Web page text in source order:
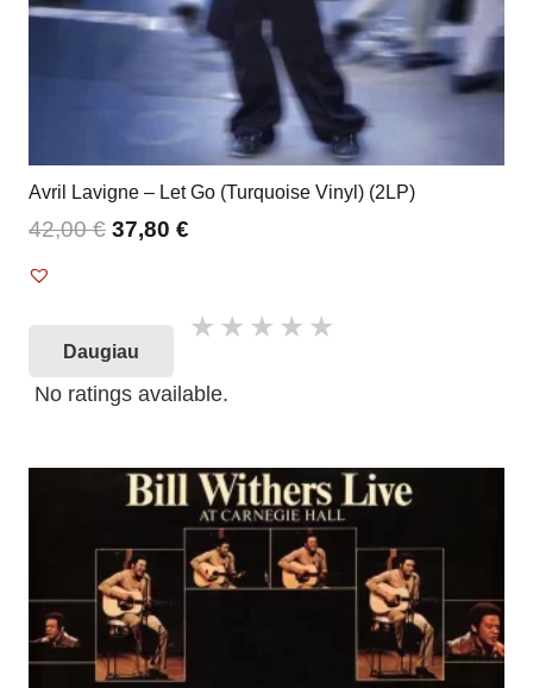
Avril Lavigne – Let Go (Turquoise Vinyl) (2LP)
42,00€ 37,80 €
Daugiau
No ratings available.